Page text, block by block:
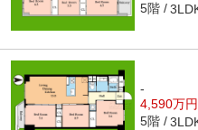
5階
-
4,590万円
5階